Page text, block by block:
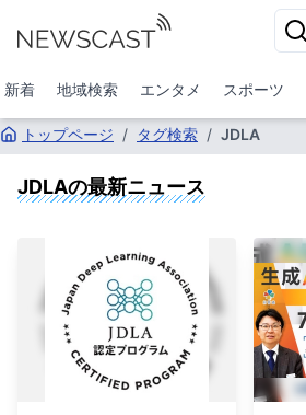
新着 地域検索 エンタメ スポーツ
トップページ / タグ検索 / JDLA
JDLAの最新ニュース